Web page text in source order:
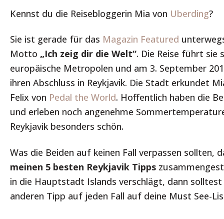
Kennst du die Reisebloggerin Mia von Uberding?
Sie ist gerade für das Magazin Featured
Motto „Ich zeig dir die Welt“. Die Reise führt sie
europäische Metropolen und am 3. September
ihren Abschluss in Reykjavik. Die Stadt erkundet
Felix von Pedal the World. Hoffentlich haben die
und erleben noch angenehme
Reykjavik besonders schön.
Was die Beiden auf keinen Fall verpassen sollten,
meinen 5 besten Reykjavik Tipps
in die Hauptstadt Islands verschlägt, dann
anderen Tipp auf jeden Fall auf deine Must See-